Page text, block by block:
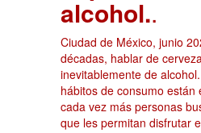
alcohol..
Ciudad de México, junio
décadas, hablar de
inevitablemente de
hábitos de consumo están
cada vez más personas
que les permitan disfrutar